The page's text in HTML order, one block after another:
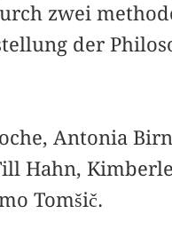
zwei
der
Antonia
Hahn,
Tomšič.